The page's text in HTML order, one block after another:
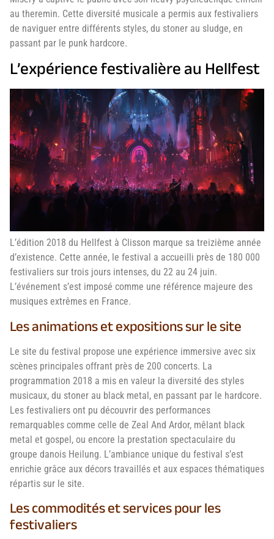
au theremin. Cette diversité musicale a permis aux festivaliers
de naviguer entre différents styles, du stoner au sludge, en
passant par le punk hardcore.
L’expérience festivalière au Hellfest
L’édition 2018 du Hellfest à Clisson marque sa treizième année
d’existence. Cette année, le festival a accueilli près de 180 000
festivaliers sur trois jours intenses, du 22 au 24 juin.
L’événement s’est imposé comme une référence majeure des
musiques extrêmes en France.
Les animations et expositions sur le site
Le site du festival propose une expérience immersive avec six
scènes principales offrant près de 200 concerts. La
programmation 2018 a mis en valeur la diversité des styles
musicaux, du stoner au black metal, en passant par le hardcore.
Les festivaliers ont pu découvrir des performances
remarquables comme celle de Zeal And Ardor, mêlant black
metal et gospel, ou encore la prestation spectaculaire du
groupe danois Heilung. L’ambiance unique du festival s’est
enrichie grâce aux décors travaillés et aux espaces thématiques
répartis sur le site.
Les commodités et services pour les
festivaliers